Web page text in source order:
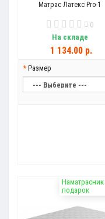
Матрас Латекс Pro-1
0
На складе
1 134.00 р.
Размер
Наматрасник
подарок